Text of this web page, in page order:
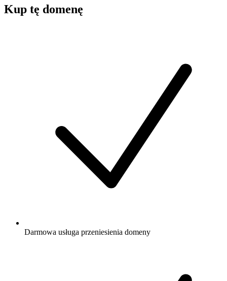
Kup tę domenę
Darmowa usługa przeniesienia domeny